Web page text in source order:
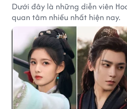
Dưới đây là những diễn viên
quan tâm nhiều nhất hiện nay.